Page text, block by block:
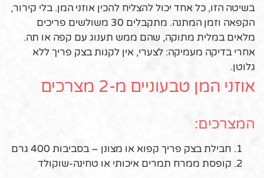
בשיטה הזו, כל אחד יכול להצליח להכין אוזני המן. בלי קירור,
הקפאה וזמן המתנה. מתקבלים 30 משולשים פריכים
מלאים במלית מתוקה, שהם ממש תענוג עם קפה או תה.
אחרי בדיקה מעמיקה: לצערי, אין לקנות בצק פריך ללא
גלוטן.
אוזני המן טבעוניים מ-2 מצרכים
המצרכים:
חבילת בצק פריך קפוא או מצונן – בסביבות 400 גרם
קופסת ממרח תמרים איכותי או טחינה-שוקולד